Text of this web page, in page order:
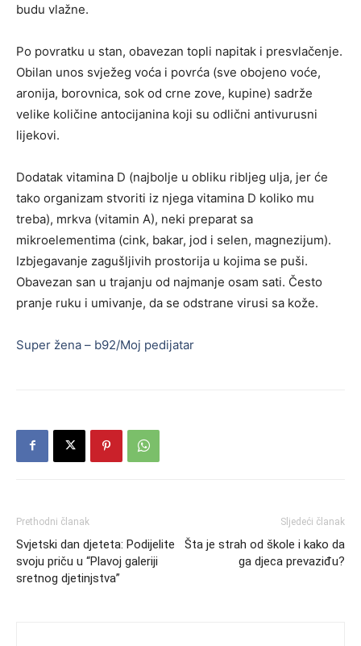
budu vlažne.
Po povratku u stan, obavezan topli napitak i presvlačenje.
Obilan unos svježeg voća i povrća (sve obojeno voće,
aronija, borovnica, sok od crne zove, kupine) sadrže
velike količine antocijanina koji su odlični antivurusni
lijekovi.
Dodatak vitamina D (najbolje u obliku ribljeg ulja, jer će
tako organizam stvoriti iz njega vitamina D koliko mu
treba), mrkva (vitamin A), neki preparat sa
mikroelementima (cink, bakar, jod i selen, magnezijum).
Izbjegavanje zagušljivih prostorija u kojima se puši.
Obavezan san u trajanju od najmanje osam sati. Često
pranje ruku i umivanje, da se odstrane virusi sa kože.
Super žena – b92/Moj pedijatar
Prethodni članak
Svjetski dan djeteta: Podijelite
svoju priču u “Plavoj galeriji
sretnog djetinjstva”
Sljedeći članak
Šta je strah od škole i kako da
ga djeca prevaziđu?